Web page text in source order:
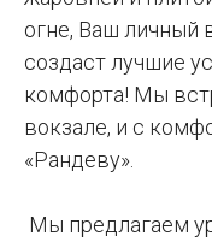
огне, Ваш личный
создаст лучшие
комфорта! Мы
вокзале, и с
«Рандеву».
Мы предлагаем